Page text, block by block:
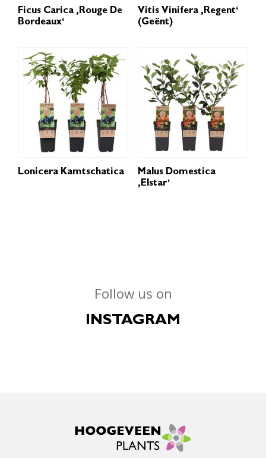
Ficus Carica ‚Rouge De
Bordeaux‘
Vitis Vinifera ‚Regent‘
(geënt)
Lonicera Kamtschatica
Malus Domestica
‚Elstar‘
Follow us on
INSTAGRAM